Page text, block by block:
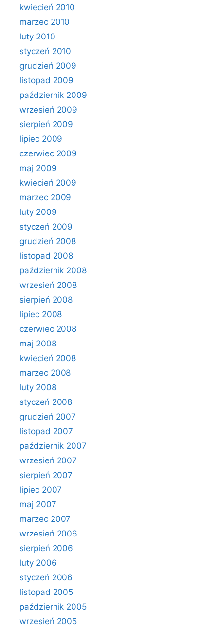
kwiecień 2010
marzec 2010
luty 2010
styczeń 2010
grudzień 2009
listopad 2009
październik 2009
wrzesień 2009
sierpień 2009
lipiec 2009
czerwiec 2009
maj 2009
kwiecień 2009
marzec 2009
luty 2009
styczeń 2009
grudzień 2008
listopad 2008
październik 2008
wrzesień 2008
sierpień 2008
lipiec 2008
czerwiec 2008
maj 2008
kwiecień 2008
marzec 2008
luty 2008
styczeń 2008
grudzień 2007
listopad 2007
październik 2007
wrzesień 2007
sierpień 2007
lipiec 2007
maj 2007
marzec 2007
wrzesień 2006
sierpień 2006
luty 2006
styczeń 2006
listopad 2005
październik 2005
wrzesień 2005